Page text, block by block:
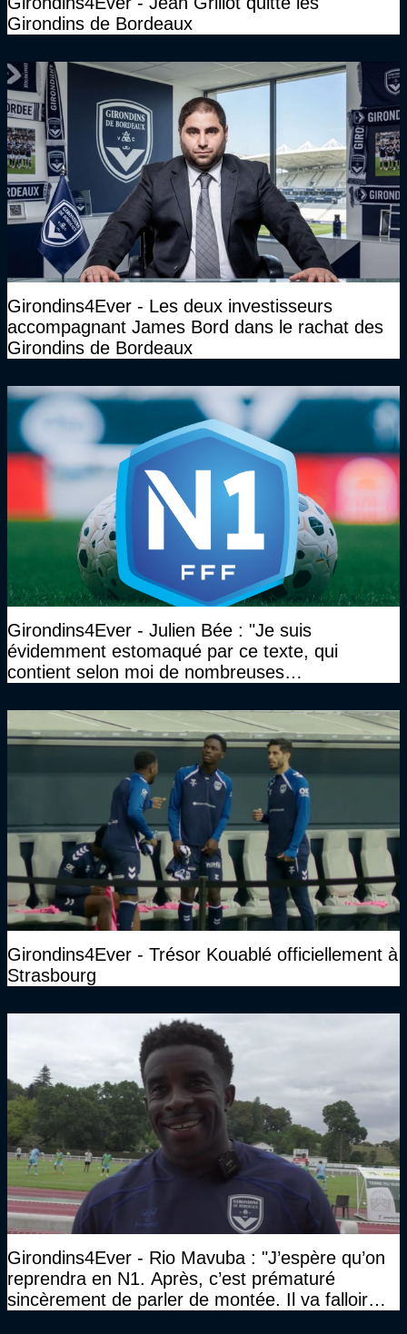
Girondins de Bordeaux
Girondins4Ever - Les deux investisseurs
accompagnant James Bord dans le rachat des
Girondins de Bordeaux
Girondins4Ever - Julien Bée : "Je suis
évidemment estomaqué par ce texte, qui
contient selon moi de nombreuses
plan juridique"
Girondins4Ever - Trésor Kouablé officiellement à
Strasbourg
Girondins4Ever - Rio Mavuba : "J’espère qu’on
reprendra en N1. Après, c’est prématuré
sincèrement de parler de montée. Il va falloir